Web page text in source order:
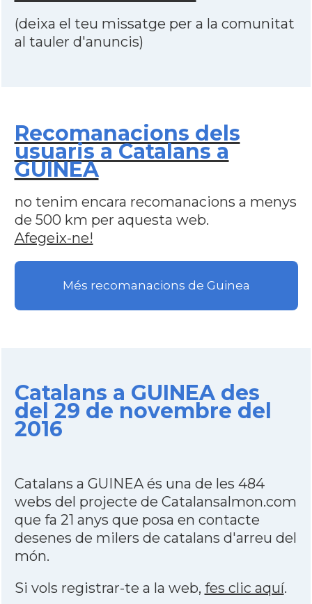
(deixa el teu missatge per a la comunitat
al tauler d'anuncis)
Recomanacions dels
usuaris a Catalans a
GUINEA
no tenim encara recomanacions a menys
de 500 km per aquesta web.
Afegeix-ne!
Més recomanacions de Guinea
Catalans a GUINEA des
del 29 de novembre del
2016
Catalans a GUINEA és una de les 484
webs del projecte de Catalansalmon.com
que fa 21 anys que posa en contacte
desenes de milers de catalans d'arreu del
món.
Si vols registrar-te a la web, fes clic aquí.